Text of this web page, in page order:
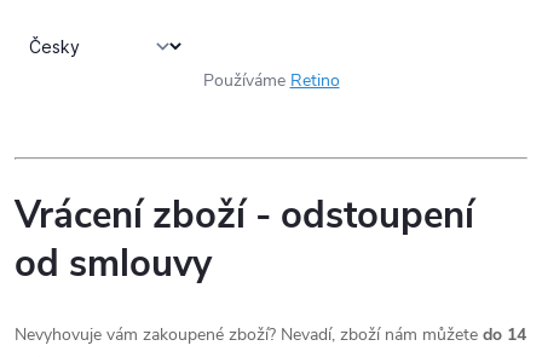
Používáme Retino
Vrácení zboží - odstoupení
od smlouvy
Nevyhovuje vám zakoupené zboží? Nevadí, zboží nám můžete do 14